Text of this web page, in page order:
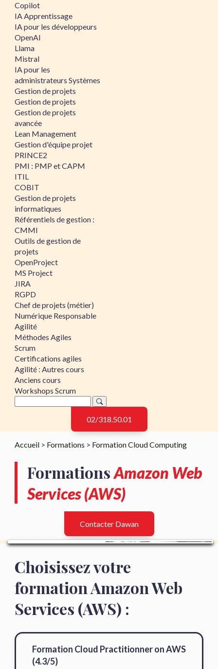
Copilot
IA Apprentissage
IA pour les développeurs
OpenAI
Llama
Mistral
IA pour les
administrateurs Systèmes
Gestion de projets
Gestion de projets
Gestion de projets
avancée
Lean Management
Gestion d'équipe projet
PRINCE2
PMI : PMP et CAPM
ITIL
COBIT
Gestion de projets
informatiques
Référentiels de gestion :
CMMI
Outils de gestion de
projets
OpenProject
MS Project
JIRA
RGPD
Chef de projets (métier)
Numérique Responsable
Agilité
Méthodes Agiles
Scrum
Certifications agiles
Agilité : Autres cours
Anciens cours
Workshops Scrum
02/318.50.01
Accueil > Formations > Formation Cloud Computing
FormationsAmazon Web
Services (AWS)
Contacter Dawan
Choisissez votre
formation Amazon Web
Services (AWS) :
Formation Cloud Practitionner on AWS
(4.3/5)